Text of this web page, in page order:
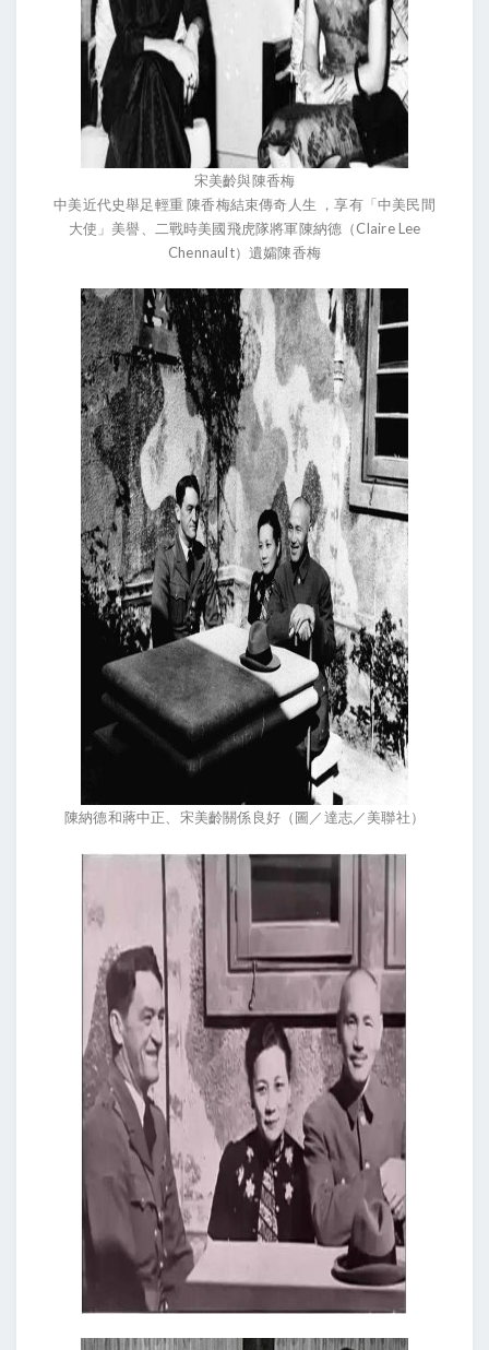
宋美齡與陳香梅
中美近代史舉足輕重 陳香梅結束傳奇人生 ，享有「中美民間
大使」美譽、二戰時美國飛虎隊將軍陳納德（Claire Lee
Chennault）遺孀陳香梅
陳納德和蔣中正、宋美齡關係良好（圖／達志／美聯社）